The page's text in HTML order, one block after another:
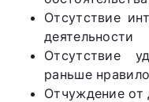
Отсутствие
деятельности
Отсутствие
раньше
Отчуждение от